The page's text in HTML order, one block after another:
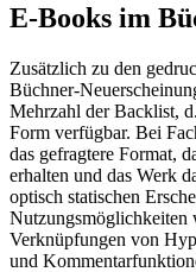
E-Books im
Zusätzlich zu den
Büchner-
Mehrzahl der Backlist,
Form verfügbar. Bei
das gefragtere Format,
erhalten und das Werk
optisch statischen
Nutzungsmöglichkeiten
Verknüpfungen von
und